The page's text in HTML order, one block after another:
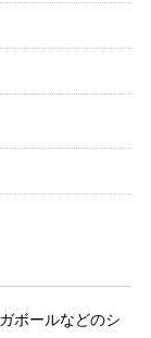
ボールなどのシ